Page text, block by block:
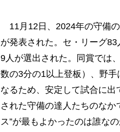
11月12日、2024年の守備の
が発表された。セ・リーグ
9人が選出された。同賞では
数の3分の1以上登板）、野
なるため、安定して試合に
された守備の達人たちのな
ス”が最もよかったのは誰なの